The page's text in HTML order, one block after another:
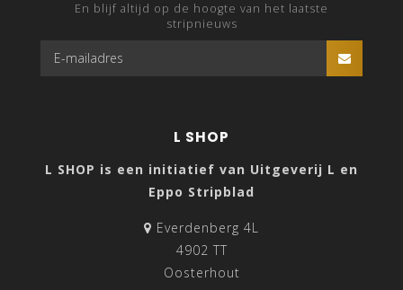
En blijf altijd op de hoogte van het laatste
stripnieuws
L SHOP
L SHOP is een initiatief van Uitgeverij L en
Eppo Stripblad
Everdenberg 4L
4902 TT
Oosterhout